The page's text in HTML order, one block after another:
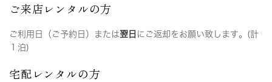
ご来店レンタルの方
ご利用日（ご予約日）または翌日 にご返却をお願い致します。(計
１泊)
宅配レンタルの方